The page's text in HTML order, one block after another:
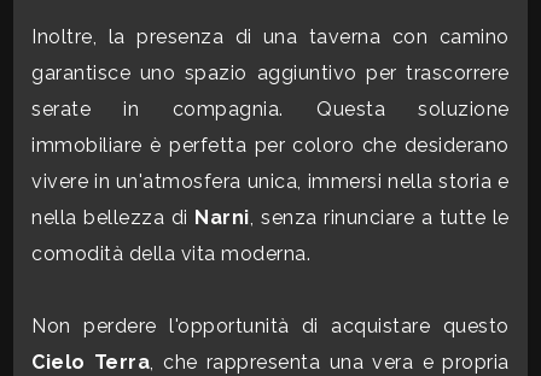
Inoltre, la presenza di una taverna con camino
garantisce uno spazio aggiuntivo per trascorrere
serate in compagnia. Questa soluzione
immobiliare è perfetta per coloro che desiderano
vivere in un'atmosfera unica, immersi nella storia e
nella bellezza di Narni, senza rinunciare a tutte le
comodità della vita moderna.
Non perdere l'opportunità di acquistare questo
Cielo Terra, che rappresenta una vera e propria
5+
Bagni
minimi
Qualsiasi
2